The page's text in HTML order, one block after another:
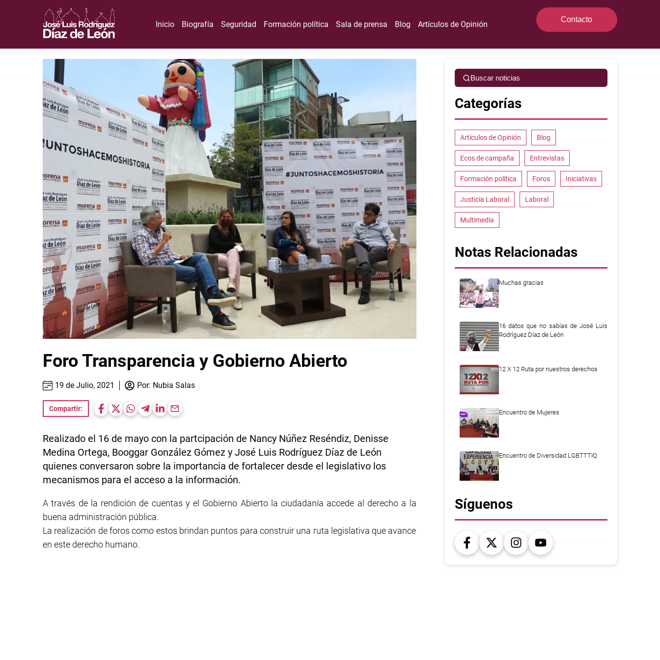
Inicio Biografía Seguridad Formación política Sala de prensa Blog Artículos de Opinión
Contacto
Foro Transparencia y Gobierno Abierto
19 de Julio, 2021 Por: Nubia Salas
Compartir:
Realizado el 16 de mayo con la partcipación de Nancy Núñez Reséndiz, Denisse
Medina Ortega, Booggar González Gómez y José Luis Rodríguez Díaz de León
quienes conversaron sobre la importancia de fortalecer desde el legislativo los
mecanismos para el acceso a la información.
A través de la rendición de cuentas y el Gobierno Abierto la ciudadanía accede al derecho a la
buena administración pública.
La realización de foros como estos brindan puntos para construir una ruta legislativa que avance
en este derecho humano.
Buscar noticias
Categorías
Artículos de Opinión Blog
Ecos de campaña Entrevistas
Formación política Foros Iniciativas
Justicia Laboral Laboral
Multimedia
Notas Relacionadas
Muchas gracias
16 datos que no sabías de José Luis
Rodríguez Díaz de León
12 X 12 Ruta por nuestros derechos
Encuentro de Mujeres
Encuentro de Diversidad LGBTTTIQ
Síguenos